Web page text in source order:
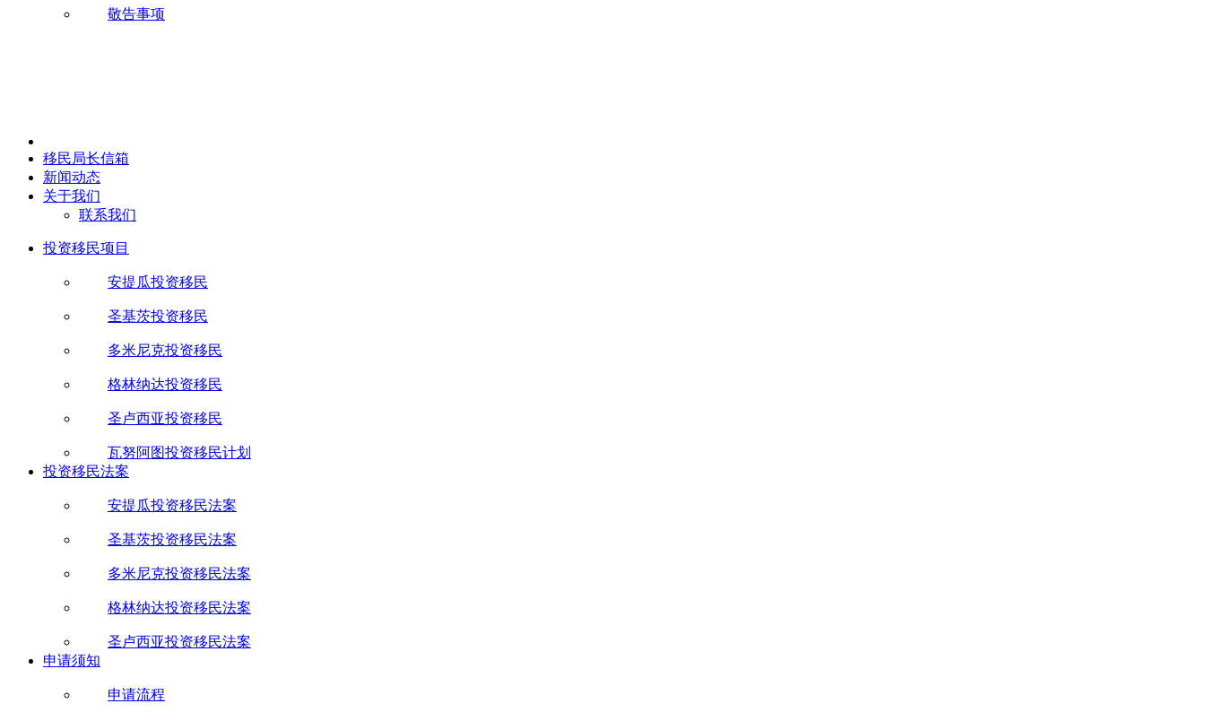
敬告事项
移民局长信箱
新闻动态
关于我们
联系我们
投资移民项目
安提瓜投资移民
圣基茨投资移民
多米尼克投资移民
格林纳达投资移民
圣卢西亚投资移民
瓦努阿图投资移民计划
投资移民法案
安提瓜投资移民法案
圣基茨投资移民法案
多米尼克投资移民法案
格林纳达投资移民法案
圣卢西亚投资移民法案
申请须知
申请流程